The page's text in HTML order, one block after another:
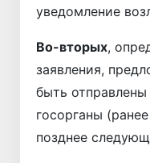
уведомление
Во-вторых,
заявления,
быть
госорганы
позднее